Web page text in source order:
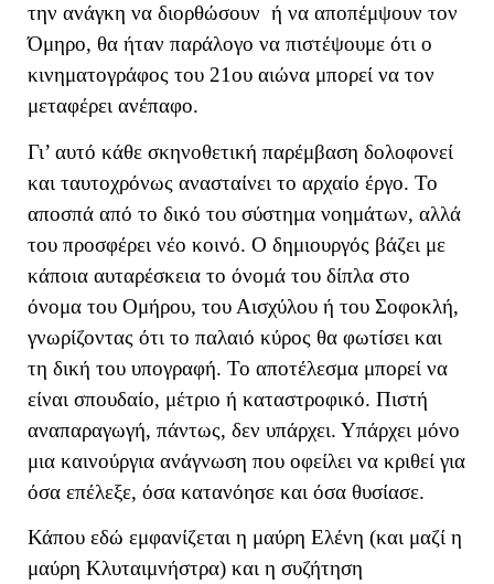
την ανάγκη να διορθώσουν ή να αποπέμψουν τον
Όμηρο, θα ήταν παράλογο να πιστέψουμε ότι ο
κινηματογράφος του 21ου αιώνα μπορεί να τον
μεταφέρει ανέπαφο.
Γι’ αυτό κάθε σκηνοθετική παρέμβαση δολοφονεί
και ταυτοχρόνως ανασταίνει το αρχαίο έργο. Το
αποσπά από το δικό του σύστημα νοημάτων, αλλά
του προσφέρει νέο κοινό. Ο δημιουργός βάζει με
κάποια αυταρέσκεια το όνομά του δίπλα στο
όνομα του Ομήρου, του Αισχύλου ή του Σοφοκλή,
γνωρίζοντας ότι το παλαιό κύρος θα φωτίσει και
τη δική του υπογραφή. Το αποτέλεσμα μπορεί να
είναι σπουδαίο, μέτριο ή καταστροφικό. Πιστή
αναπαραγωγή, πάντως, δεν υπάρχει. Υπάρχει μόνο
μια καινούργια ανάγνωση που οφείλει να κριθεί για
όσα επέλεξε, όσα κατανόησε και όσα θυσίασε.
Κάπου εδώ εμφανίζεται η μαύρη Ελένη (και μαζί η
μαύρη Κλυταιμνήστρα) και η συζήτηση